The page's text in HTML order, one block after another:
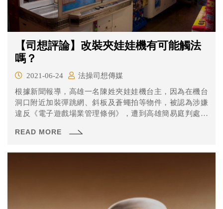
【司想評論】改裝夾娃娃機有可能觸法
嗎？
2021-06-24
法操司想傳媒
根據新聞報導，高雄一名陳姓夾娃娃機台主，因為在機台
洞口附近加裝彈跳網、斜板及蒼蠅拍等物件，被認為涉嫌
違反《電子遊戲場業管理條例》，遭到高雄簡易庭判處拘
轉，二審高雄地院認為夾娃娃機不是「電子遊戲機」，因
READ MORE